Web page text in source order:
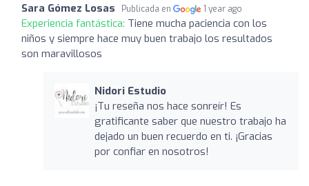
Sara Gómez Losas Publicada en 1 year ago
Experiencia fantástica: Tiene mucha paciencia con los
niños y siempre hace muy buen trabajo los resultados
son maravillosos
Nidori Estudio
¡Tu reseña nos hace sonreír! Es
gratificante saber que nuestro trabajo ha
dejado un buen recuerdo en ti. ¡Gracias
por confiar en nosotros!